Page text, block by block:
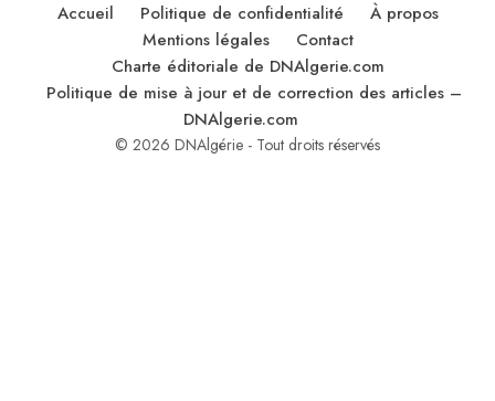
Accueil Politique de confidentialité
À propos
Mentions légales
Contact
Charte éditoriale de DNAlgerie.com
Politique de mise à jour et de correction des articles –
DNAlgerie.com
© 2026 DNAlgérie - Tout droits réservés